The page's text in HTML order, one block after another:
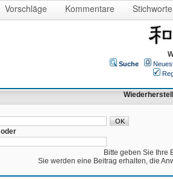
Vorschläge Kommentare Stichworte
Suche
oder
Bitte geben Sie Ihre
Sie werden eine Beitrag erhalten, die